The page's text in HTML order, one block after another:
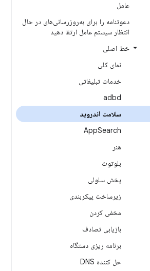
عامل
دعوتنامه را برای به‌روزرسانی‌های در حال
انتظار سیستم عامل ارتقا دهید
خط اصلی
نمای کلی
خدمات تبلیغاتی
adbd
سلامت اندروید
AppSearch
هنر
بلوتوث
پخش سلولی
زیرساخت پیکربندی
مخفی کردن
بازیابی تصادف
برنامه ریزی دستگاه
حل کننده DNS